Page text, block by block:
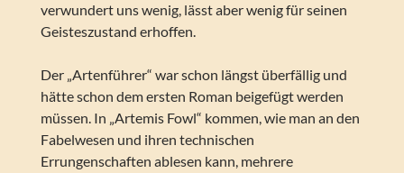
verwundert uns wenig, lässt aber wenig für seinen
Geisteszustand erhoffen.
Der „Artenführer“ war schon längst überfällig und
hätte schon dem ersten Roman beigefügt werden
müssen. In „Artemis Fowl“ kommen, wie man an den
Fabelwesen und ihren technischen
Errungenschaften ablesen kann, mehrere